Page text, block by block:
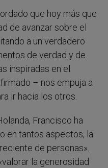
que hoy más que
de avanzar sobre el
a un verdadero
de verdad y de
inspiradas en el
– nos empuja a
ir hacia los otros.
Francisco ha
en tantos aspectos, la
de personas».
la generosidad